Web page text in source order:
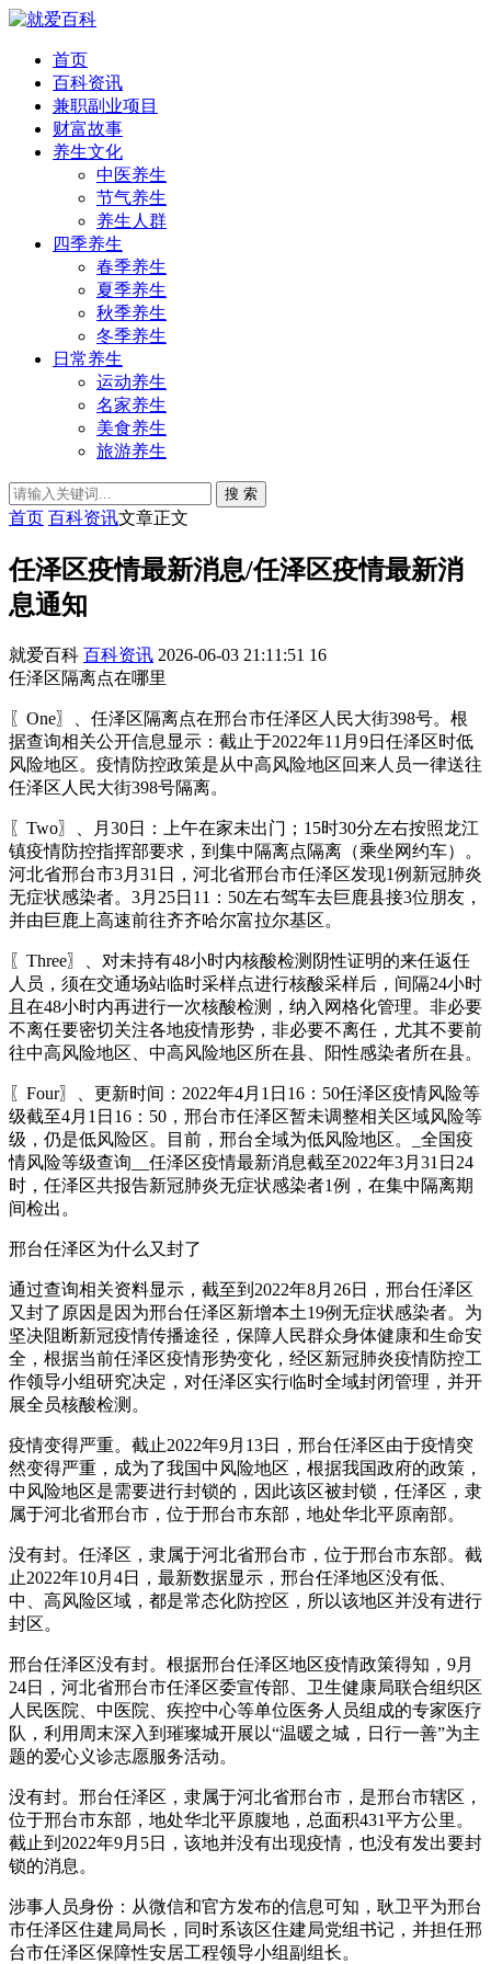
首页
百科资讯
兼职副业项目
财富故事
养生文化
中医养生
节气养生
养生人群
四季养生
春季养生
夏季养生
秋季养生
冬季养生
日常养生
运动养生
名家养生
美食养生
旅游养生
搜 索
首页 百科资讯文章正文
任泽区疫情最新消息/任泽区疫情最新消
息通知
就爱百科 百科资讯 2026-06-03 21:11:51 16
任泽区隔离点在哪里
〖One〗、任泽区隔离点在邢台市任泽区人民大街398号。根
据查询相关公开信息显示：截止于2022年11月9日任泽区时低
风险地区。疫情防控政策是从中高风险地区回来人员一律送往
任泽区人民大街398号隔离。
〖Two〗、月30日：上午在家未出门；15时30分左右按照龙江
镇疫情防控指挥部要求，到集中隔离点隔离（乘坐网约车）。
河北省邢台市3月31日，河北省邢台市任泽区发现1例新冠肺炎
无症状感染者。3月25日11：50左右驾车去巨鹿县接3位朋友，
并由巨鹿上高速前往齐齐哈尔富拉尔基区。
〖Three〗、对未持有48小时内核酸检测阴性证明的来任返任
人员，须在交通场站临时采样点进行核酸采样后，间隔24小时
且在48小时内再进行一次核酸检测，纳入网格化管理。非必要
不离任要密切关注各地疫情形势，非必要不离任，尤其不要前
往中高风险地区、中高风险地区所在县、阳性感染者所在县。
〖Four〗、更新时间：2022年4月1日16：50任泽区疫情风险等
级截至4月1日16：50，邢台市任泽区暂未调整相关区域风险等
级，仍是低风险区。目前，邢台全域为低风险地区。_全国疫
情风险等级查询__任泽区疫情最新消息截至2022年3月31日24
时，任泽区共报告新冠肺炎无症状感染者1例，在集中隔离期
间检出。
邢台任泽区为什么又封了
通过查询相关资料显示，截至到2022年8月26日，邢台任泽区
又封了原因是因为邢台任泽区新增本土19例无症状感染者。为
坚决阻断新冠疫情传播途径，保障人民群众身体健康和生命安
全，根据当前任泽区疫情形势变化，经区新冠肺炎疫情防控工
作领导小组研究决定，对任泽区实行临时全域封闭管理，并开
展全员核酸检测。
疫情变得严重。截止2022年9月13日，邢台任泽区由于疫情突
然变得严重，成为了我国中风险地区，根据我国政府的政策，
中风险地区是需要进行封锁的，因此该区被封锁，任泽区，隶
属于河北省邢台市，位于邢台市东部，地处华北平原南部。
没有封。任泽区，隶属于河北省邢台市，位于邢台市东部。截
止2022年10月4日，最新数据显示，邢台任泽地区没有低、
中、高风险区域，都是常态化防控区，所以该地区并没有进行
封区。
邢台任泽区没有封。根据邢台任泽区地区疫情政策得知，9月
24日，河北省邢台市任泽区委宣传部、卫生健康局联合组织区
人民医院、中医院、疾控中心等单位医务人员组成的专家医疗
队，利用周末深入到璀璨城开展以“温暖之城，日行一善”为主
题的爱心义诊志愿服务活动。
没有封。邢台任泽区，隶属于河北省邢台市，是邢台市辖区，
位于邢台市东部，地处华北平原腹地，总面积431平方公里。
截止到2022年9月5日，该地并没有出现疫情，也没有发出要封
锁的消息。
涉事人员身份：从微信和官方发布的信息可知，耿卫平为邢台
市任泽区住建局局长，同时系该区住建局党组书记，并担任邢
台市任泽区保障性安居工程领导小组副组长。